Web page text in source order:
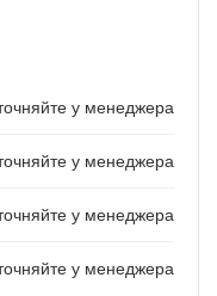
у менеджера
у менеджера
у менеджера
у менеджера